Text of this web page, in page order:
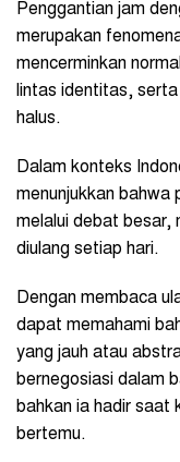
Penggantian jam
merupakan
mencerminkan
lintas identitas, serta
halus.
Dalam konteks
menunjukkan bahwa
melalui debat besar,
diulang setiap hari.
Dengan membaca
dapat memahami
yang jauh atau
bernegosiasi dalam
bahkan ia hadir saat
bertemu.